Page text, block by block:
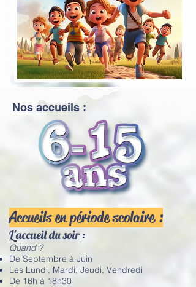
Nos accueils :
Accueils en période scolaire :
L'accueil du soir:
Quand ?
De Septembre à Juin
Les Lundi, Mardi, Jeudi, Vendredi
De 16h à 18h30